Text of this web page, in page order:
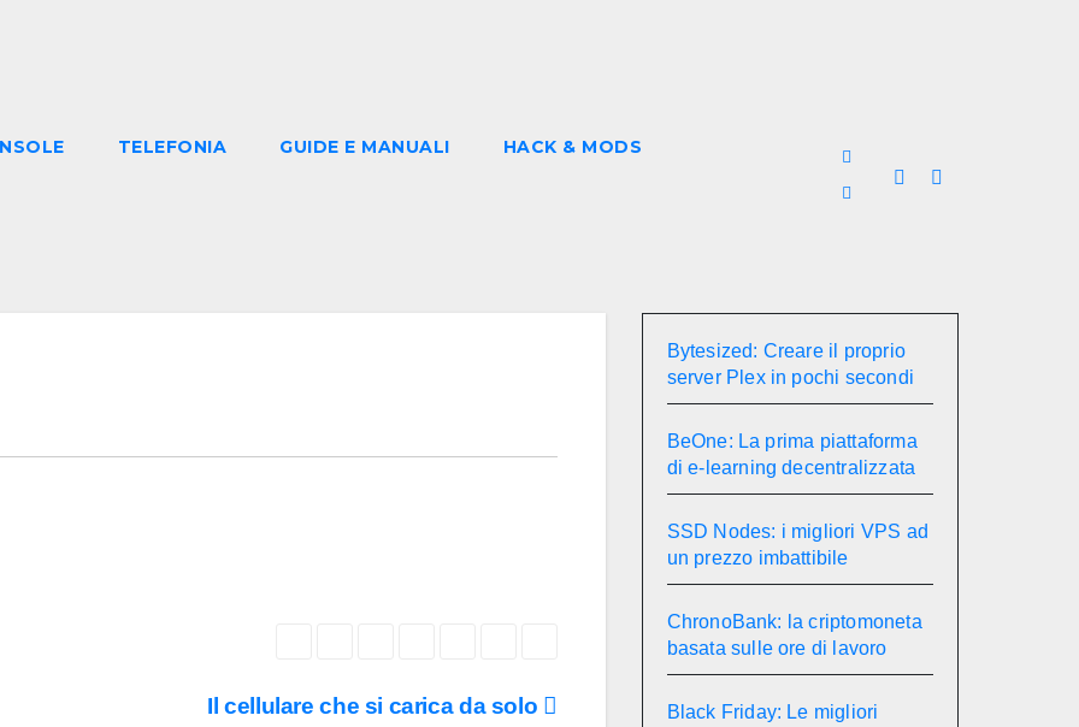
TELEFONIA GUIDE E MANUALI HACK & MODS
Il cellulare che si carica da solo
Bytesized: Creare il proprio
server Plex in pochi secondi
BeOne: La prima piattaforma
di e-learning decentralizzata
SSD Nodes: i migliori VPS ad
un prezzo imbattibile
ChronoBank: la criptomoneta
basata sulle ore di lavoro
Black Friday: Le migliori